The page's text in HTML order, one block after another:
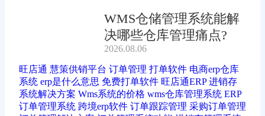
WMS仓储管理系统能解
决哪些仓库管理痛点?
2026.08.06
旺店通 慧策供销平台 订单管理 打单软件 电商erp仓库
系统 erp是什么意思 免费打单软件 旺店通ERP 进销存
系统解决方案 Wms系统的价格 wms仓库管理系统 ERP
订单管理系统 跨境erp软件 订单跟踪管理 采购订单管理